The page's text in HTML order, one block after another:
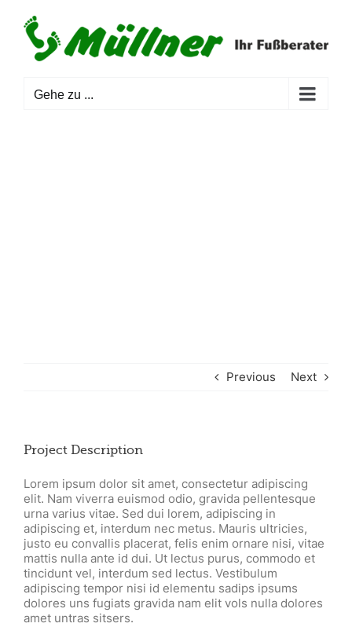
Inhalt
springen
Gehe zu ...
Previous Next
Project Description
Lorem ipsum dolor sit amet, consectetur adipiscing
elit. Nam viverra euismod odio, gravida pellentesque
urna varius vitae. Sed dui lorem, adipiscing in
adipiscing et, interdum nec metus. Mauris ultricies,
justo eu convallis placerat, felis enim ornare nisi, vitae
mattis nulla ante id dui. Ut lectus purus, commodo et
tincidunt vel, interdum sed lectus. Vestibulum
adipiscing tempor nisi id elementu sadips ipsums
dolores uns fugiats gravida nam elit vols nulla dolores
amet untras sitsers.